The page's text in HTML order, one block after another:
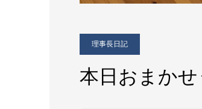
理事長日記
本日おまかせ